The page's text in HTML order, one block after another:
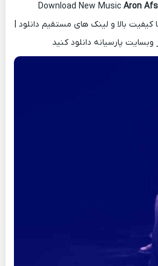
Download New Music Aron
بالا و لینک های مستقیم دانلود |
وبسایت پارسیانه دانلود کنید